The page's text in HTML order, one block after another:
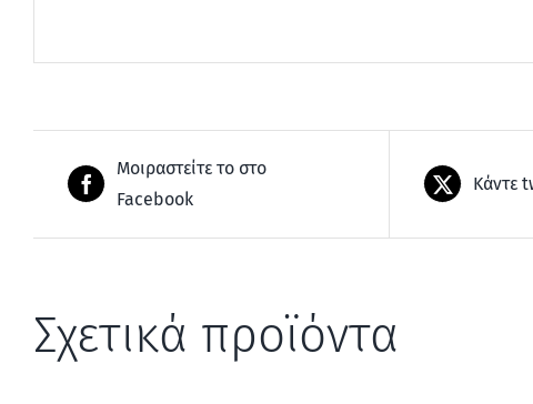
Μοιραστείτε το στο
Facebook
Κάντε
Σχετικά προϊόντα